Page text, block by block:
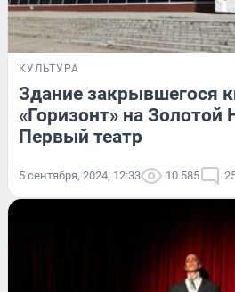
КУЛЬТУРА
Здание закрывшегося
«Горизонт» на Золотой
Первый театр
5 сентября, 2024, 12:33 10 585